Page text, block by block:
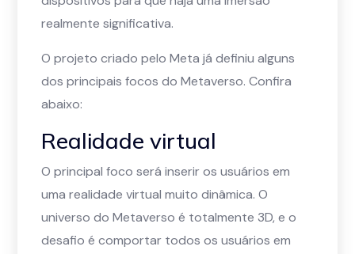
realmente significativa.
O projeto criado pelo Meta já definiu alguns
dos principais focos do Metaverso. Confira
abaixo:
Realidade virtual
O principal foco será inserir os usuários em
uma realidade virtual muito dinâmica. O
universo do Metaverso é totalmente 3D, e o
desafio é comportar todos os usuários em